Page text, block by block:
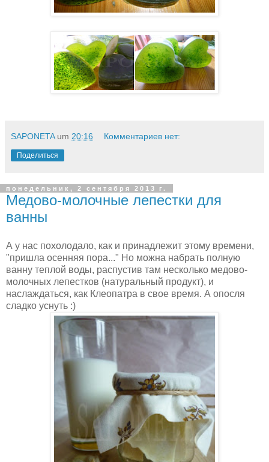
SAPONETA um 20:16 Комментариев нет:
Поделиться
понедельник, 2 сентября 2013 г.
Медово-молочные лепестки для
ванны
А у нас похолодало, как и принадлежит этому времени,
"пришла осенняя пора..." Но можна набрать полную
ванну теплой воды, распустив там несколько медово-
молочных лепестков (натуральный продукт), и
наслаждаться, как Клеопатра в свое время. А опосля
сладко уснуть :)